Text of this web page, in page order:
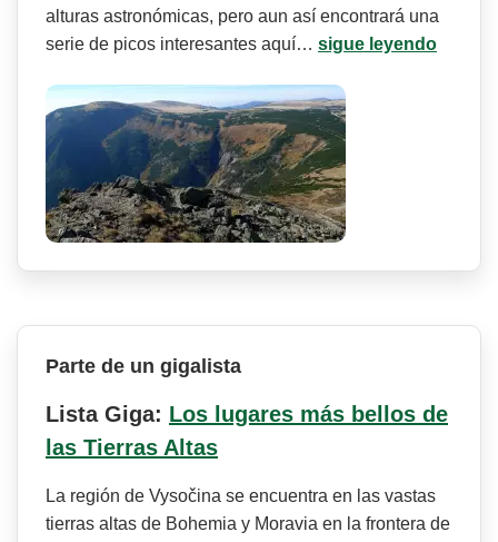
alturas astronómicas, pero aun así encontrará una
serie de picos interesantes aquí… sigue leyendo
Parte de un gigalista
Lista Giga: Los lugares más bellos de
las Tierras Altas
La región de Vysočina se encuentra en las vastas
tierras altas de Bohemia y Moravia en la frontera de